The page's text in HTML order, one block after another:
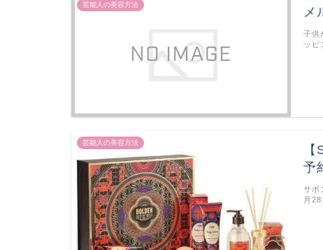
芸能人の美容方法
メ
子供
ッ
芸能人の美容方法
予
サボ
月